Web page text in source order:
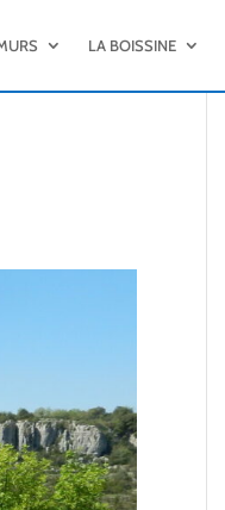
LA BOISSINE